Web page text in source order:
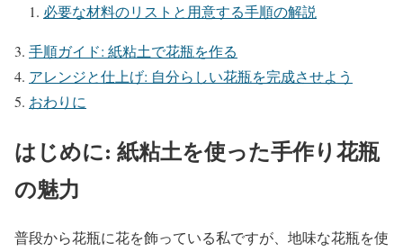
必要な材料のリストと用意する手順の解説
手順ガイド: 紙粘土で花瓶を作る
アレンジと仕上げ: 自分らしい花瓶を完成させよう
おわりに
はじめに: 紙粘土を使った手作り花瓶
の魅力
普段から花瓶に花を飾っている私ですが、地味な花瓶を使